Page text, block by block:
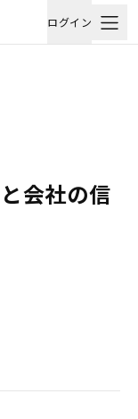
ログイン
会社の信